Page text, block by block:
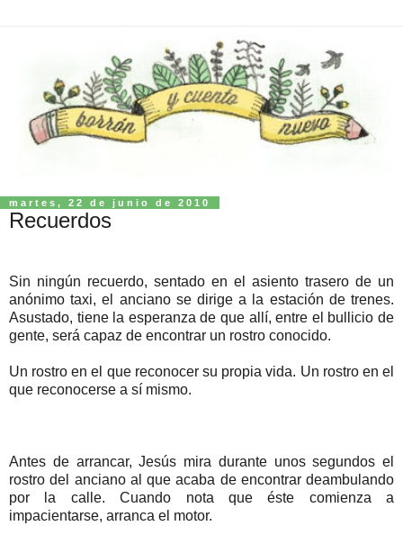
martes, 22 de junio de 2010
Recuerdos
Sin ningún recuerdo, sentado en el asiento trasero de un
anónimo taxi, el anciano se dirige a la estación de trenes.
Asustado, tiene la esperanza de que allí, entre el bullicio de
gente, será capaz de encontrar un rostro conocido.
Un rostro en el que reconocer su propia vida. Un rostro en el
que reconocerse a sí mismo.
Antes de arrancar, Jesús mira durante unos segundos el
rostro del anciano al que acaba de encontrar deambulando
por la calle. Cuando nota que éste comienza a
impacientarse, arranca el motor.